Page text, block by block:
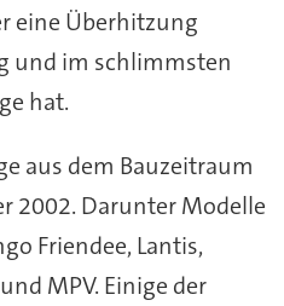
eine Überhitzung
und im schlimmsten
hat.
aus dem Bauzeitraum
2002. Darunter Modelle
Friendee, Lantis,
MPV. Einige der